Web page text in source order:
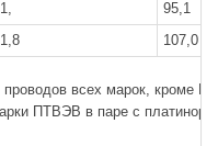
95,1
107,0
всех марок, кроме
ПТВЭВ в паре с